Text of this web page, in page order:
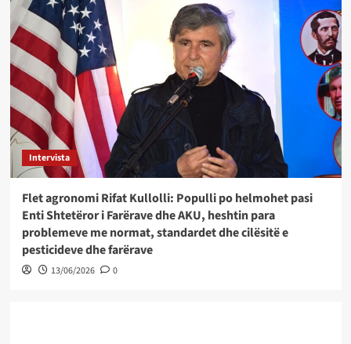
Intervista
Flet agronomi Rifat Kullolli: Populli po helmohet pasi
Enti Shtetëror i Farërave dhe AKU, heshtin para
problemeve me normat, standardet dhe cilësitë e
pesticideve dhe farërave
13/06/2026 0